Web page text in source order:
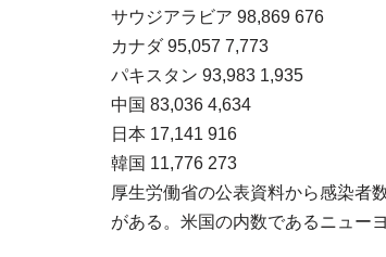
サウジアラビア 98,869 676
カナダ 95,057 7,773
パキスタン 93,983 1,935
中国 83,036 4,634
日本 17,141 916
韓国 11,776 273
厚生労働省の公表資料から感染者
がある。米国の内数であるニュー